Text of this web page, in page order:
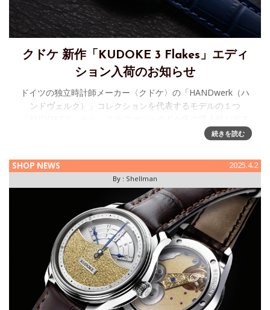
クドケ 新作「KUDOKE 3 Flakes」エディ
ション入荷のお知らせ
ドイツの独立時計師メーカー〈クドケ〉の「HANDwerk（ハ
ンドヴェルク）」コレクションを代表するモデルの１つ
「Flakes（フレイクス）」エディションが入荷しました。 詳
続きを読む
SHOP NEWS 2025.4.2
By : Shellman